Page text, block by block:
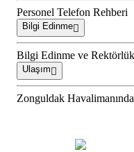
Personel Telefon Rehberi
Bilgi Edinme
Bilgi Edinme ve
Ulaşım
Zonguldak